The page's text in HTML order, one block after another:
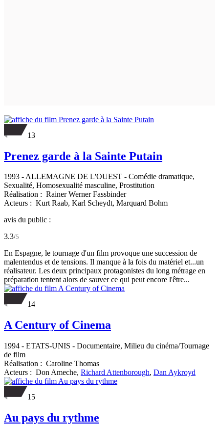
13
Prenez garde à la Sainte Putain
1993 -ALLEMAGNE DE L'OUEST - Comédie dramatique,
Sexualité, Homosexualité masculine, Prostitution
Réalisation : Rainer Werner Fassbinder
Acteurs : Kurt Raab, Karl Scheydt, Marquard Bohm
avis du public :
3.3/5
En Espagne, le tournage d'un film provoque une succession de
malentendus et de tensions. Il manque à la fois du matériel et...un
réalisateur. Les deux principaux protagonistes du long métrage en
préparation tentent alors de sauver ce qui peut encore l'être...
14
A Century of Cinema
1994 - ETATS-UNIS - Documentaire, Milieu du cinéma/Tournage
de film
Réalisation : Caroline Thomas
Acteurs : Don Ameche, Richard Attenborough, Dan Aykroyd
15
Au pays du rythme